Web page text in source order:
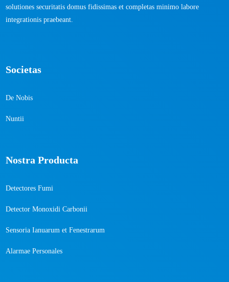
solutiones securitatis domus fidissimas et completas minimo labore
integrationis praebeant.
Societas
De Nobis
Nuntii
Nostra Producta
Detectores Fumi
Detector Monoxidi Carbonii
Sensoria Ianuarum et Fenestrarum
Alarmae ​​Personales